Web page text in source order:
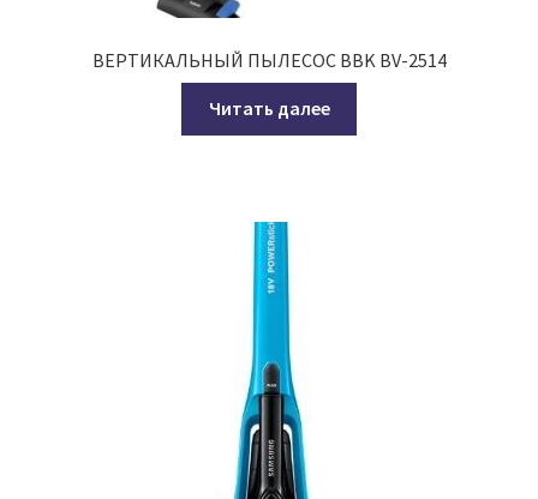
ВЕРТИКАЛЬНЫЙ ПЫЛЕСОС BBK BV-2514
Читать далее